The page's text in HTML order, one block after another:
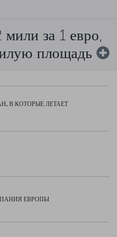
мили за 1 евро,
площадь
В КОТОРЫЕ ЛЕТАЕТ
ЕВРОПЫ